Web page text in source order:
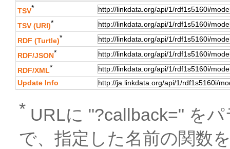
TSV*
TSV (URI)*
RDF (Turtle)*
RDF/JSON*
RDF/XML*
Update Info
* URLに "?callback=" を
で、指定した名前の関数